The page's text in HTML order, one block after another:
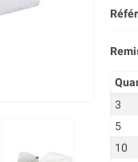
3
5
10